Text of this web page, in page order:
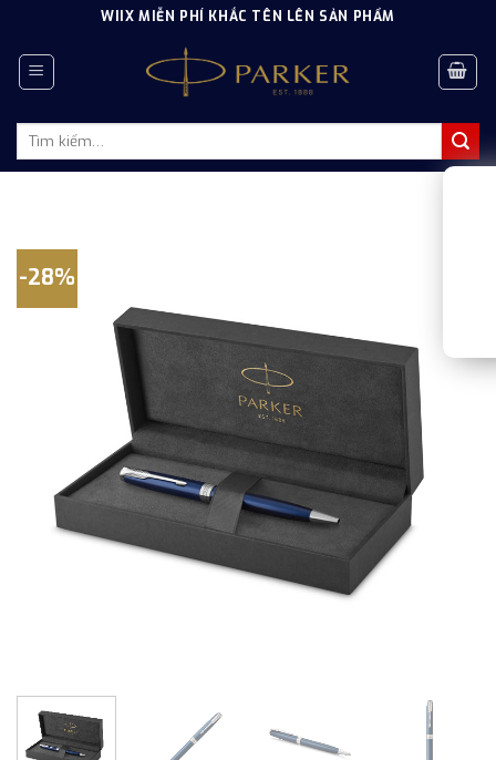
content
WIIX MIỄN PHÍ KHẮC TÊN LÊN SẢN PHẨM
Tìm
-28%